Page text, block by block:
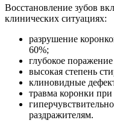
Восстановление зубов
клинических ситуациях:
разрушение
60%;
глубокое
высокая степень
клиновидные
травма коронки
раздражителям.